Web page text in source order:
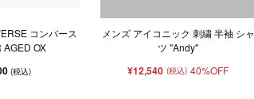
コンバース
AGED OX
(税込)
メンズ アイコニック 刺繍 半袖 シャ
ツ "Andy"
¥12,540 (税込) 40%OFF